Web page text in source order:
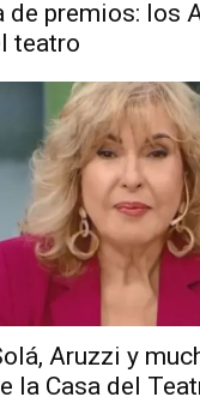
de premios: los
teatro
Aruzzi y
la Casa del